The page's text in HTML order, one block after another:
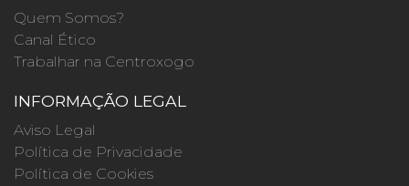
Quem Somos?
Canal Ético
Trabalhar na Centroxogo
INFORMAÇÃO LEGAL
Aviso Legal
Política de Privacidade
Política de Cookies